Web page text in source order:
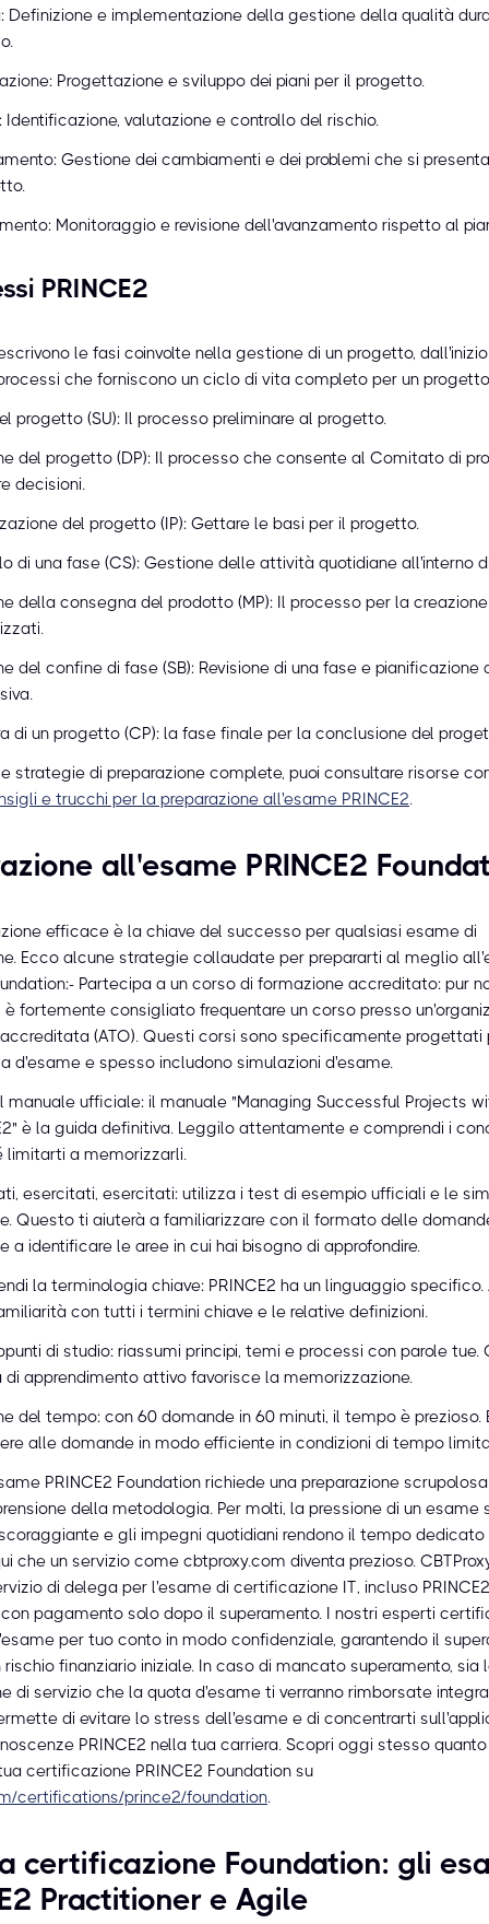
Definizione e implementazione della gestione della qualità
Progettazione e sviluppo dei piani per il progetto.
Identificazione, valutazione e controllo del rischio.
Gestione dei cambiamenti e dei problemi che si
Monitoraggio e revisione dell'avanzamento rispetto al
PRINCE2
le fasi coinvolte nella gestione di un progetto,
che forniscono un ciclo di vita completo per un
progetto (SU): Il processo preliminare al progetto.
del progetto (DP): Il processo che consente al Comitato di
decisioni.
del progetto (IP): Gettare le basi per il progetto.
di una fase (CS): Gestione delle attività quotidiane all'interno
della consegna del prodotto (MP): Il processo per la
del confine di fase (SB): Revisione di una fase e pianificazione
di un progetto (CP): la fase finale per la conclusione del
strategie di preparazione complete, puoi consultare risorse
e trucchi per la preparazione all'esame PRINCE2.
all'esame PRINCE2
efficace è la chiave del successo per qualsiasi esame di
Ecco alcune strategie collaudate per prepararti al meglio
Partecipa a un corso di formazione accreditato: pur
è fortemente consigliato frequentare un corso presso
(ATO). Questi corsi sono specificamente progettati
d'esame e spesso includono simulazioni d'esame.
manuale ufficiale: il manuale "Managing Successful Projects
è la guida definitiva. Leggilo attentamente e comprendi i
limitarti a memorizzarli.
esercitati, esercitati: utilizza i test di esempio ufficiali e le
Questo ti aiuterà a familiarizzare con il formato delle
a identificare le aree in cui hai bisogno di approfondire.
la terminologia chiave: PRINCE2 ha un linguaggio specifico.
con tutti i termini chiave e le relative definizioni.
di studio: riassumi principi, temi e processi con parole tue.
apprendimento attivo favorisce la memorizzazione.
del tempo: con 60 domande in 60 minuti, il tempo è prezioso.
alle domande in modo efficiente in condizioni di tempo
PRINCE2 Foundation richiede una preparazione
della metodologia. Per molti, la pressione di un esame
e gli impegni quotidiani rendono il tempo
che un servizio come cbtproxy.com diventa prezioso.
di delega per l'esame di certificazione IT, incluso PRINCE2
con pagamento solo dopo il superamento. I nostri esperti
per tuo conto in modo confidenziale, garantendo il
finanziario iniziale. In caso di mancato superamento, sia
di servizio che la quota d'esame ti verranno rimborsate
di evitare lo stress dell'esame e di concentrarti
PRINCE2 nella tua carriera. Scopri oggi stesso
certificazione PRINCE2 Foundation su
certifications/prince2/foundation.
certificazione Foundation: gli
Practitioner e Agile